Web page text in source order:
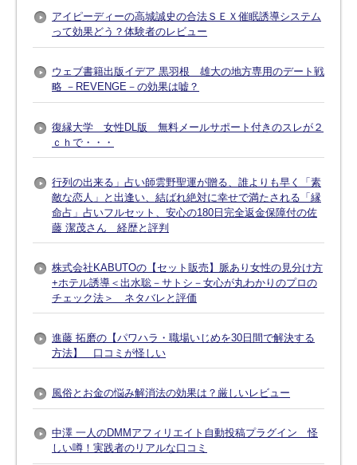
アイピーディーの高城誠史の合法ＳＥＸ催眠誘導システム
って効果どう？体験者のレビュー
ウェブ書籍出版イデア 黒羽根 雄大の地方専用のデート戦
略 －REVENGE－の効果は嘘？
復縁大学 女性DL版 無料メールサポート付きのスレが２
ｃｈで・・・
行列の出来る」占い師雲野聖運が贈る、誰よりも早く「素
敵な恋人」と出逢い、結ばれ絶対に幸せで満たされる「縁
命占」占いフルセット、安心の180日完全返金保障付の佐
藤 潔茂さん 経歴と評判
株式会社KABUTOの【セット販売】脈あり女性の見分け方
+ホテル誘導＜出水聡－サトシ－女心が丸わかりのプロの
チェック法＞ ネタバレと評価
進藤 拓磨の【パワハラ・職場いじめを30日間で解決する
方法】 口コミが怪しい
風俗とお金の悩み解消法の効果は？厳しいレビュー
中澤 一人のDMMアフィリエイト自動投稿プラグイン 怪
しい噂！実践者のリアルな口コミ